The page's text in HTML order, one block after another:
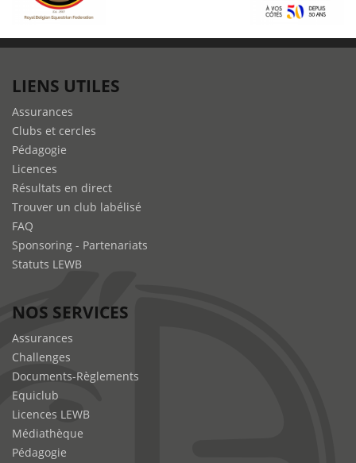
LIENS UTILES
Assurances
Clubs et cercles
Pédagogie
Licences
Résultats en direct
Trouver un club labélisé
FAQ
Sponsoring - Partenariats
Statuts LEWB
NOS SERVICES
Assurances
Challenges
Documents-Règlements
Equiclub
Licences LEWB
Médiathèque
Pédagogie